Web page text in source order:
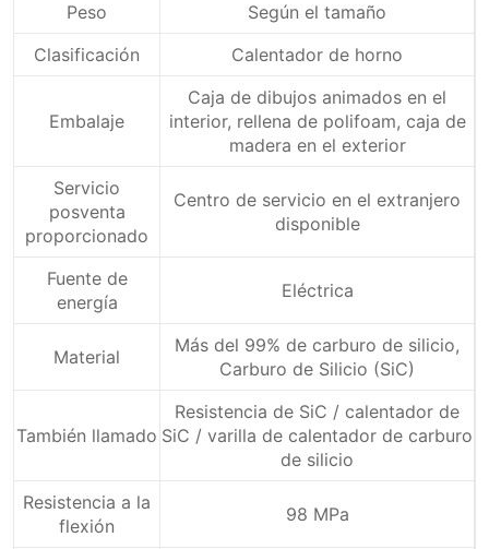
Peso
Según el tamaño
Clasificación
Calentador de horno
Embalaje
Caja de dibujos animados en el
interior, rellena de polifoam, caja de
madera en el exterior
Servicio
posventa
proporcionado
Centro de servicio en el extranjero
disponible
Fuente de
energía
Eléctrica
Material
Más del 99% de carburo de silicio,
Carburo de Silicio (SiC)
También llamado
Resistencia de SiC / calentador de
SiC / varilla de calentador de carburo
de silicio
Resistencia a la
flexión
98 MPa